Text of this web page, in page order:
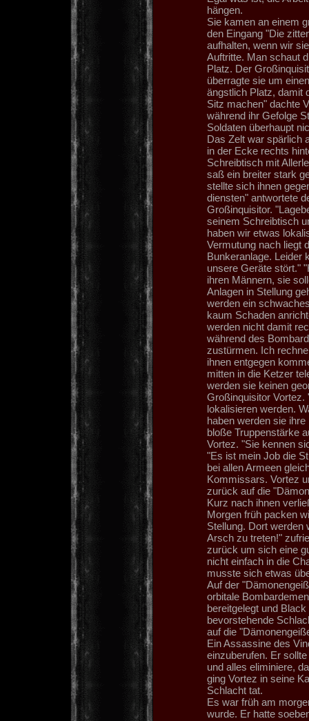
hängen.
Sie kamen an einem
den Eingang "Die
aufhalten, wenn wir
Auftritte. Man schaut
Platz. Der
überragte sie um
ängstlich Platz, damit
Sitz machen" dachte
während ihr Gefolge
Soldaten überhaupt
Das Zelt war spärlich
in der Ecke rechts
Schreibtisch mit
saß ein breiter stark
stellte sich ihnen
diensten" antwortete
Großinquisitor.
seinem Schreibtisch
haben wir etwas
Vermutung nach liegt
Bunkeranlage. Leider
unsere Geräte stört."
ihren Männern, sie
Anlagen in Stellung
werden ein
kaum Schaden
werden nicht damit
während des
zustürmen. Ich
ihnen entgegen
mitten in die Ketzer
werden sie keinen
Großinquisitor Vortez.
lokalisieren werden.
haben werden sie
bloße Truppenstärke
Vortez. "Sie kennen
"Es ist mein Job die
bei allen Armeen
Kommissars. Vortez
zurück auf die
Kurz nach ihnen
Morgen früh packen
Stellung. Dort werden
Arsch zu treten!"
zurück um sich eine
nicht einfach in die
musste sich etwas
Auf der
orbitale
bereitgelegt und
bevorstehende
auf die
Ein Assassine des
einzuberufen. Er
und alles eliminiere,
ging Vortez in seine
Schlacht tat.
Es war früh am
wurde. Er hatte